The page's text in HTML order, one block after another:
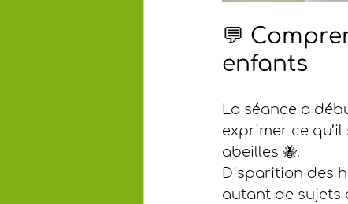
💬
enfants
La séance a
exprimer ce
abeilles 🐝.
Disparition des
autant de sujets